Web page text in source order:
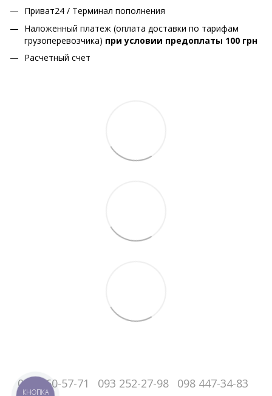
Приват24 / Терминал пополнения
Наложенный платеж (оплата доставки по тарифам
грузоперевозчика) при условии предоплаты 100 грн
Расчетный счет
050-060-57-71 093 252-27-98
098 447-34-83
КНОПКА